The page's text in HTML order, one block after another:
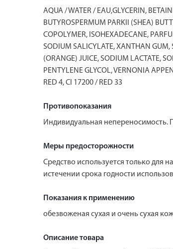
AQUA / WATER / EAU,GLYCERIN,
BUTYROSPERMUM PARKII (SHEA)
COPOLYMER, ISOHEXADECANE,
SODIUM SALICYLATE, XANTHAN GUM,
(ORANGE) JUICE, SODIUM LACTATE,
PENTYLENE GLYCOL, VERNONIA
RED 4, CI 17200 / RED 33
Противопоказания
Индивидуальная непереносимость.
Меры предосторожности
Средство используется только для
истечении срока годности
Показания к применению
обезвоженая сухая и очень сухая
Описание товара